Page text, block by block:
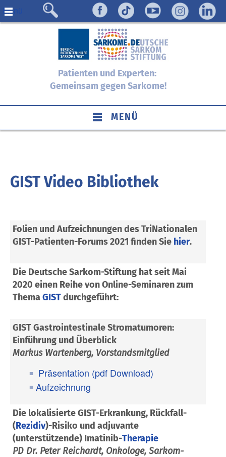
Menü
Patienten und Experten:
Gemeinsam gegen Sarkome!
MENÜ
GIST Video Bibliothek
Folien und Aufzeichnungen des TriNationalen
GIST-Patienten-Forums 2021 finden Sie hier.
Die Deutsche Sarkom-Stiftung hat seit Mai
2020 einen Reihe von Online-Seminaren zum
ThemaGISTdurchgeführt:
GIST Gastrointestinale Stromatumoren:
Einführung und Überblick
Markus Wartenberg, Vorstandsmitglied
Präsentation (pdf Download)
Aufzeichnung
Die lokalisierte GIST-Erkrankung, Rückfall-
(Rezidiv)-Risiko und adjuvante
(unterstützende) Imatinib-Therapie
PD Dr. Peter Reichardt, Onkologe, Sarkom-